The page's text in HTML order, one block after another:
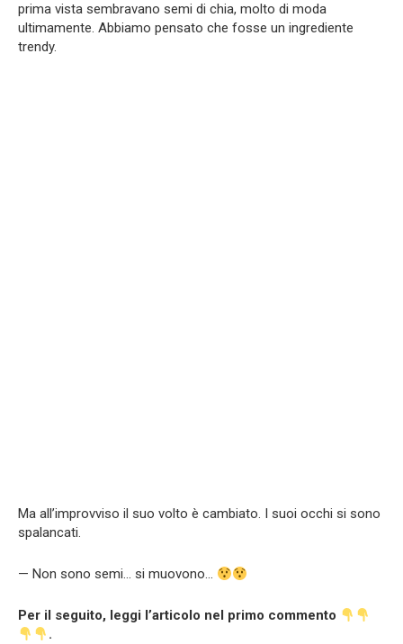
prima vista sembravano semi di chia, molto di moda
ultimamente. Abbiamo pensato che fosse un ingrediente
trendy.
Ma all’improvviso il suo volto è cambiato. I suoi occhi si sono
spalancati.
— Non sono semi… si muovono…
Per il seguito, leggi l’articolo nel primo commento
.